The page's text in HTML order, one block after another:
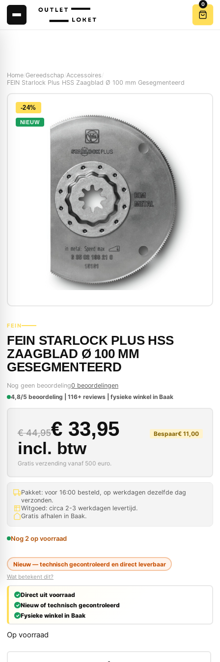
0
Home Gereedschap Accessoires
FEIN Starlock Plus HSS Zaagblad Ø 100 mm Gesegmenteerd
-24%
NIEUW
FEIN
FEIN STARLOCK PLUS HSS
ZAAGBLAD Ø 100 MM
GESEGMENTEERD
Nog geen beoordeling0 beoordelingen
4,8/5 beoordeling | 116+ reviews | fysieke winkel in Baak
€44,95
Oorspronkelijke
€33,95
Huidige prijs is: €
incl. btw
Bespaar€11,00
Gratis verzending vanaf 500 euro.
Pakket: voor 16:00 besteld, op werkdagen dezelfde dag
verzonden.
Witgoed: circa 2-3 werkdagen levertijd.
Gratis afhalen in Baak.
Nog 2 op voorraad
Nieuw — technisch gecontroleerd en direct leverbaar
Wat betekent dit?
Direct uit voorraad
Nieuw of technisch gecontroleerd
Fysieke winkel in Baak
Op voorraad